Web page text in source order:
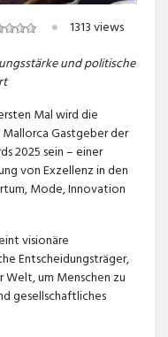
1313 views
und politische
Mal wird die
Gastgeber der
2025 sein – einer
von Exzellenz in den
Mode, Innovation
visionäre
Entscheidungsträger,
Welt, um Menschen zu
gesellschaftliches